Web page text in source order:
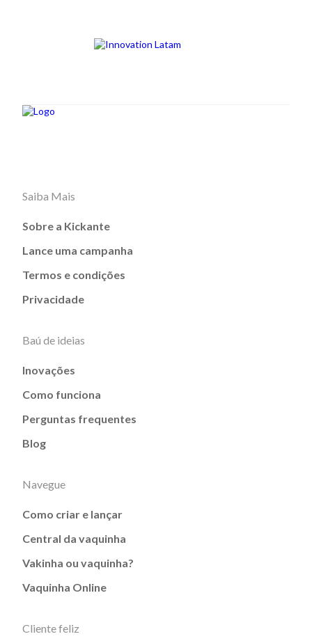
Saiba Mais
Sobre a Kickante
Lance uma campanha
Termos e condições
Privacidade
Baú de ideias
Inovações
Como funciona
Perguntas frequentes
Blog
Navegue
Como criar e lançar
Central da vaquinha
Vakinha ou vaquinha?
Vaquinha Online
Cliente feliz